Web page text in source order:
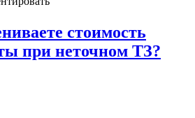
стоимость
при неточном ТЗ?